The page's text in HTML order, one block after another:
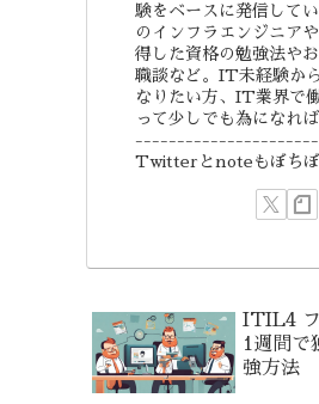
験をベースに発信して
のインフラエンジニア
得した資格の勉強法や
職談など。IT未経験か
なりたい方、IT業界で
って少しでも為になれば
Twitterとnoteもぼちぼ
ITIL4
1週間で
強方法